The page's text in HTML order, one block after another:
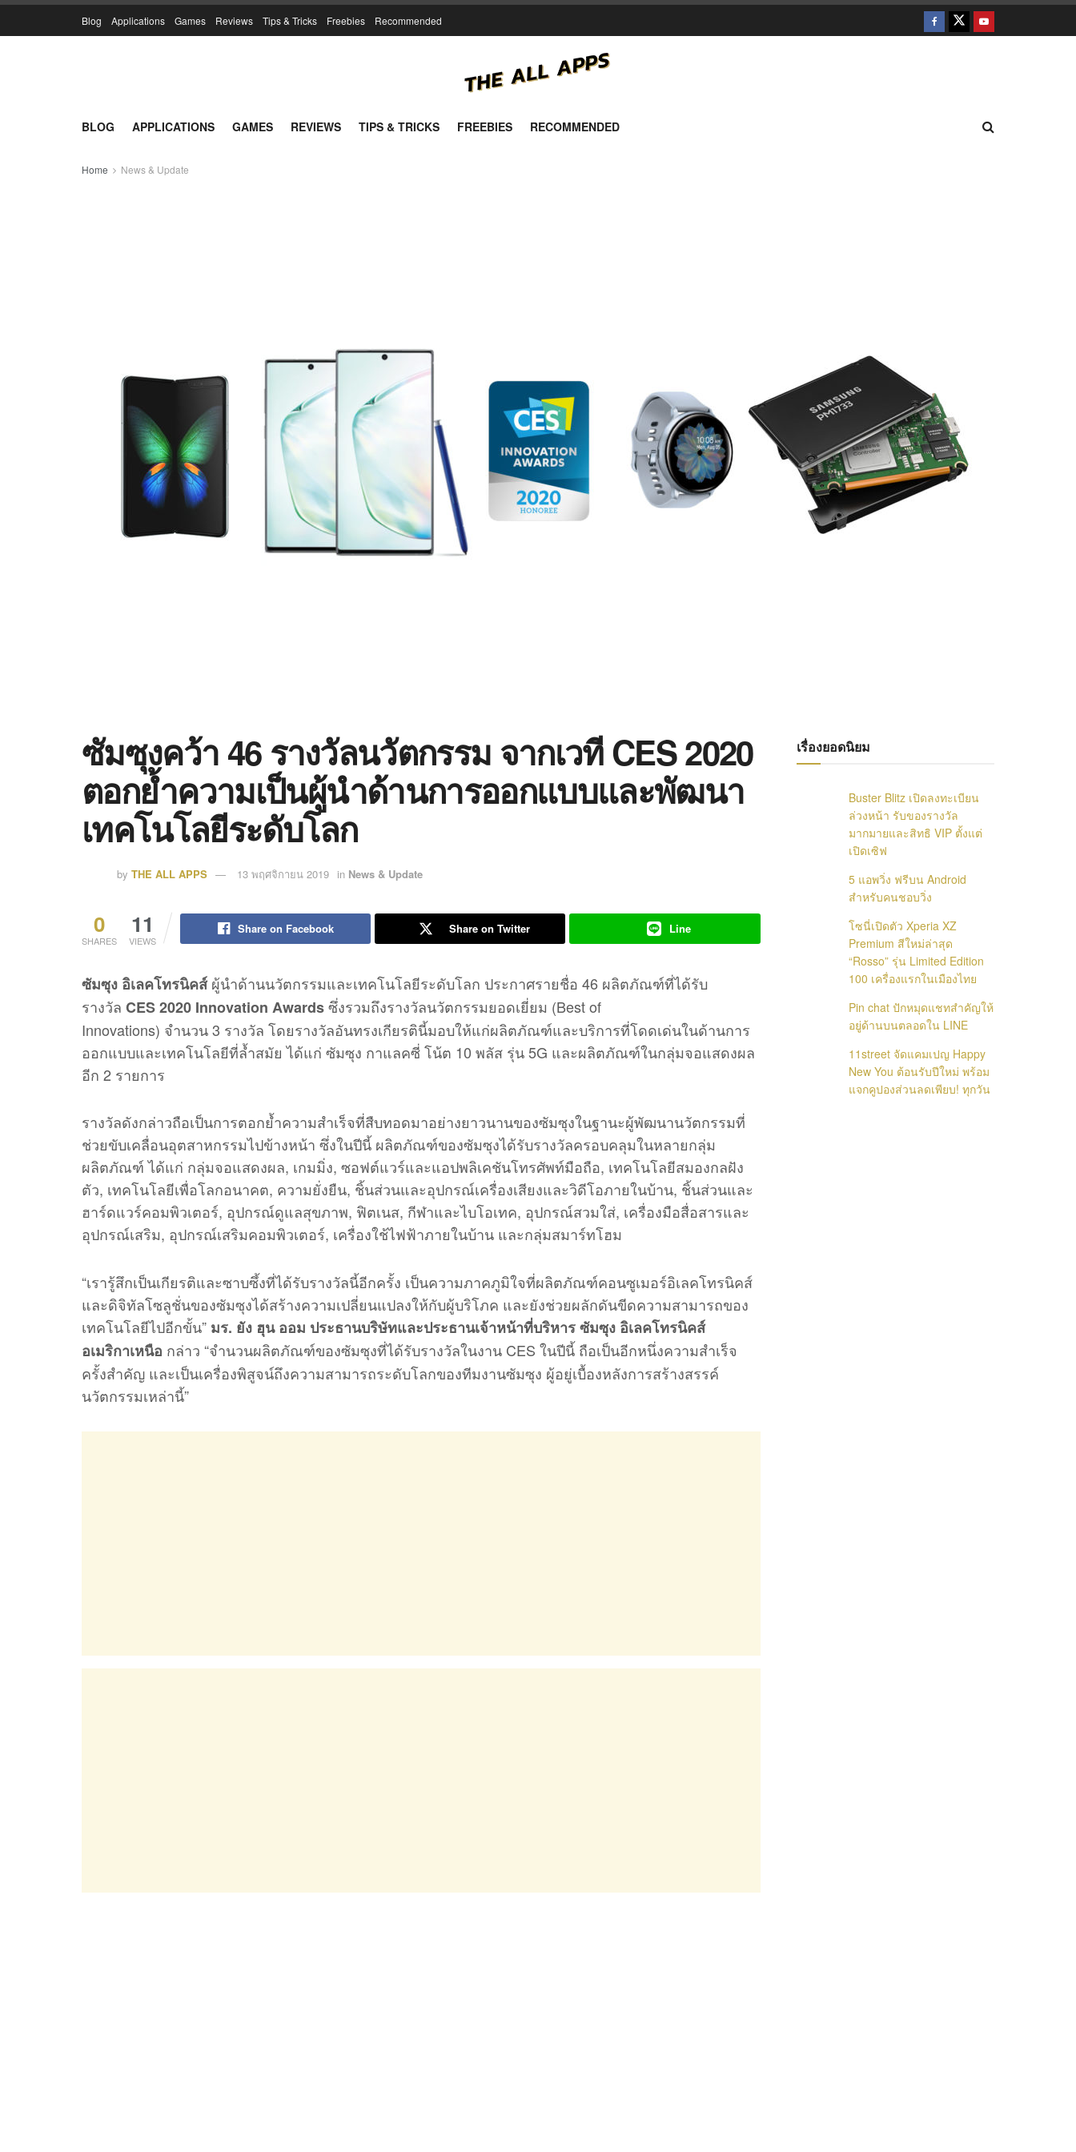
Blog Applications Games Reviews Tips & Tricks Freebies Recommended
BLOG APPLICATIONS GAMES REVIEWS TIPS & TRICKS FREEBIES RECOMMENDED
Home News & Update
ซัมซุงคว้า 46 รางวัลนวัตกรรม จากเวที CES 2020
ตอกย้ำความเป็นผู้นำด้านการออกแบบและพัฒนา
เทคโนโลยีระดับโลก
by THE ALL APPS 13 พฤศจิกายน 2019 in News & Update
0
SHARES
11
VIEWS
Share on Facebook Share on Twitter Line
ซัมซุง อิเลคโทรนิคส์ผู้นำด้านนวัตกรรมและเทคโนโลยีระดับโลก ประกาศรายชื่อ 46 ผลิตภัณฑ์ที่ได้รับ
รางวัล CES 2020 Innovation Awardsซึ่งรวมถึงรางวัลนวัตกรรมยอดเยี่ยม (Best of
Innovations) จำนวน 3 รางวัล โดยรางวัลอันทรงเกียรตินี้มอบให้แก่ผลิตภัณฑ์และบริการที่โดดเด่นในด้านการ
ออกแบบและเทคโนโลยีที่ล้ำสมัย ได้แก่ ซัมซุง กาแลคซี่ โน้ต 10 พลัส รุ่น 5G และผลิตภัณฑ์ในกลุ่มจอแสดงผล
อีก 2 รายการ
รางวัลดังกล่าวถือเป็นการตอกย้ำความสำเร็จที่สืบทอดมาอย่างยาวนานของซัมซุงในฐานะผู้พัฒนานวัตกรรมที่
ช่วยขับเคลื่อนอุตสาหกรรมไปข้างหน้า ซึ่งในปีนี้ ผลิตภัณฑ์ของซัมซุงได้รับรางวัลครอบคลุมในหลายกลุ่ม
ผลิตภัณฑ์ ได้แก่ กลุ่มจอแสดงผล, เกมมิ่ง, ซอฟต์แวร์และแอปพลิเคชันโทรศัพท์มือถือ, เทคโนโลยีสมองกลฝัง
ตัว, เทคโนโลยีเพื่อโลกอนาคต, ความยั่งยืน, ชิ้นส่วนและอุปกรณ์เครื่องเสียงและวิดีโอภายในบ้าน, ชิ้นส่วนและ
ฮาร์ดแวร์คอมพิวเตอร์, อุปกรณ์ดูแลสุขภาพ, ฟิตเนส, กีฬาและไบโอเทค, อุปกรณ์สวมใส่, เครื่องมือสื่อสารและ
อุปกรณ์เสริม, อุปกรณ์เสริมคอมพิวเตอร์, เครื่องใช้ไฟฟ้าภายในบ้าน และกลุ่มสมาร์ทโฮม
“เรารู้สึกเป็นเกียรติและซาบซึ้งที่ได้รับรางวัลนี้อีกครั้ง เป็นความภาคภูมิใจที่ผลิตภัณฑ์คอนซูเมอร์อิเลคโทรนิคส์
และดิจิทัลโซลูชั่นของซัมซุงได้สร้างความเปลี่ยนแปลงให้กับผู้บริโภค และยังช่วยผลักดันขีดความสามารถของ
เทคโนโลยีไปอีกขั้น” มร. ยัง ฮุน ออม ประธานบริษัทและประธานเจ้าหน้าที่บริหาร ซัมซุง อิเลคโทรนิคส์
อเมริกาเหนือ กล่าว “จำนวนผลิตภัณฑ์ของซัมซุงที่ได้รับรางวัลในงาน CES ในปีนี้ ถือเป็นอีกหนึ่งความสำเร็จ
ครั้งสำคัญ และเป็นเครื่องพิสูจน์ถึงความสามารถระดับโลกของทีมงานซัมซุง ผู้อยู่เบื้องหลังการสร้างสรรค์
นวัตกรรมเหล่านี้”
เรื่องยอดนิยม
Buster Blitz เปิดลงทะเบียน
ล่วงหน้า รับของรางวัล
มากมายและสิทธิ VIP ตั้งแต่
เปิดเซิฟ
5 แอพวิ่ง ฟรีบน Android
สำหรับคนชอบวิ่ง
โซนี่เปิดตัว Xperia XZ
Premium สีใหม่ล่าสุด
“Rosso” รุ่น Limited Edition
100 เครื่องแรกในเมืองไทย
Pin chat ปักหมุดแชทสำคัญให้
อยู่ด้านบนตลอดใน LINE
11street จัดแคมเปญ Happy
New You ต้อนรับปีใหม่ พร้อม
แจกคูปองส่วนลดเพียบ! ทุกวัน